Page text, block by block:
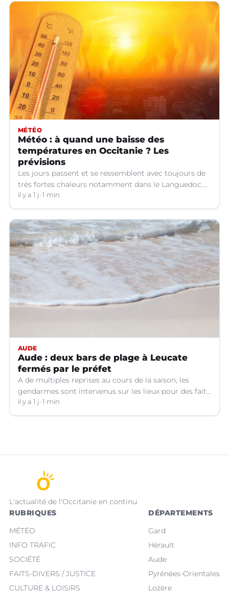
MÉTÉO
Météo : à quand une baisse des
températures en Occitanie ? Les
prévisions
Les jours passent et se ressemblent avec toujours de
très fortes chaleurs notamment dans le Languedoc.
Jusqu’à quand ?
il y a 1 j 1 min
AUDE
Aude : deux bars de plage à Leucate
fermés par le préfet
A de multiples reprises au cours de la saison, les
gendarmes sont intervenus sur les lieux pour des faits
de violences, de consommation d'alcool, de rixes, de
tapage, de stationnement...
il y a 1 j 1 min
L'actualité de l'Occitanie en continu
RUBRIQUES
MÉTÉO
INFO TRAFIC
SOCIÉTÉ
FAITS-DIVERS / JUSTICE
CULTURE & LOISIRS
DÉPARTEMENTS
Gard
Hérault
Aude
Pyrénées-Orientales
Lozère